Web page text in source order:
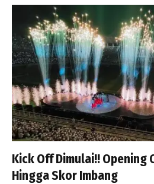
Kick Off Dimulai!! Opening
Hingga Skor Imbang